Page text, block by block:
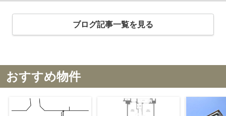
ブログ記事一覧を見る
おすすめ物件